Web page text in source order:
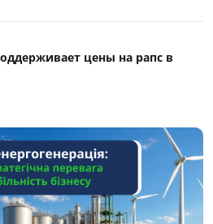
цены на рапс в